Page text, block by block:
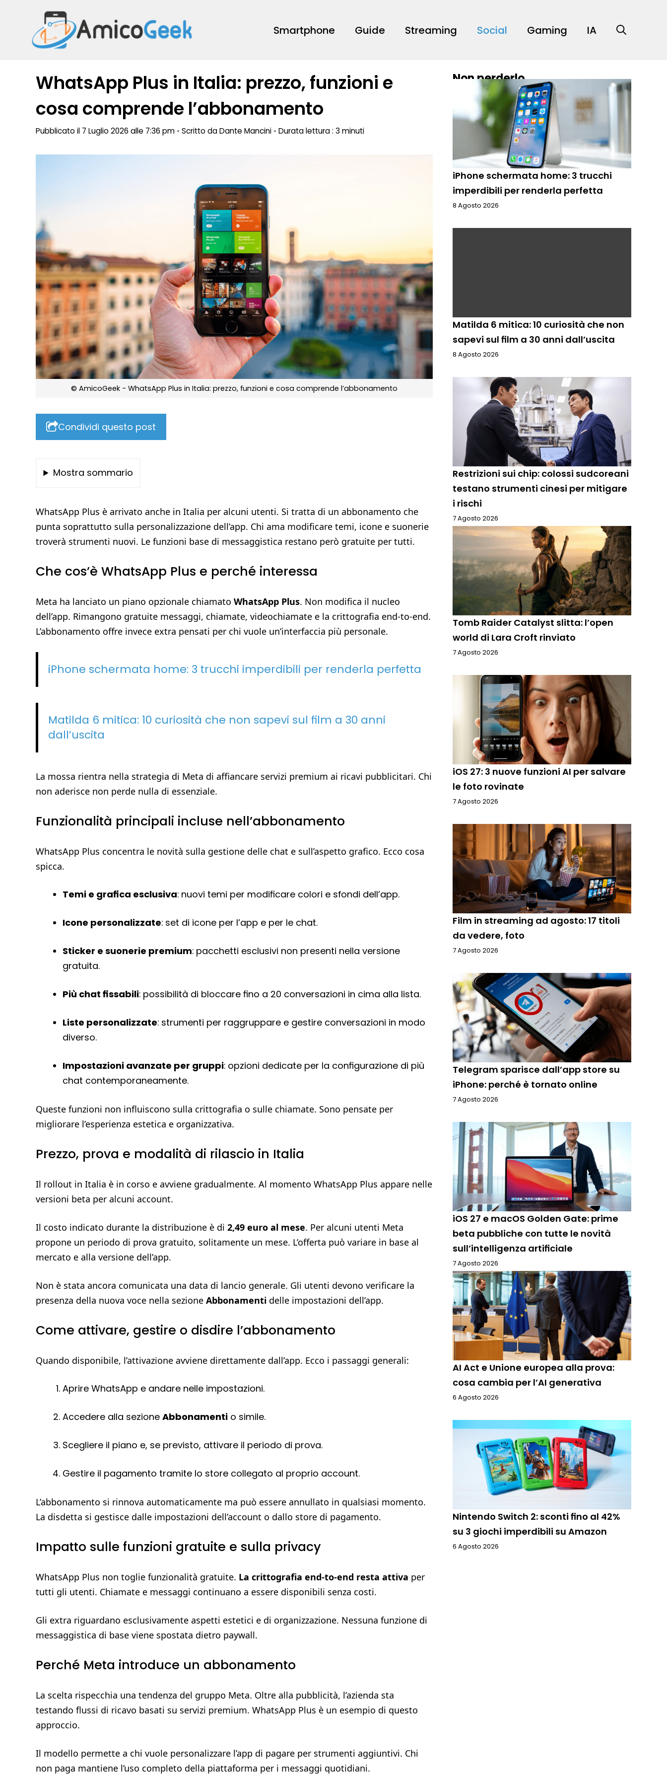
contenuto
Smartphone Guide Streaming Social Gaming IA
WhatsApp Plus in Italia: prezzo, funzioni e
cosa comprende l’abbonamento
Pubblicato il 7 Luglio 2026 alle 7:36 pm • Scritto daDante Mancini • Durata lettura : 3 minuti
© AmicoGeek - WhatsApp Plus in Italia: prezzo, funzioni e cosa comprende l’abbonamento
Condividi questo post
Mostra sommario
WhatsApp Plus è arrivato anche in Italia per alcuni utenti. Si tratta di un abbonamento che
punta soprattutto sulla personalizzazione dell’app. Chi ama modificare temi, icone e suonerie
troverà strumenti nuovi. Le funzioni base di messaggistica restano però gratuite per tutti.
Che cos’è WhatsApp Plus e perché interessa
Meta ha lanciato un piano opzionale chiamato WhatsApp Plus. Non modifica il nucleo
dell’app. Rimangono gratuite messaggi, chiamate, videochiamate e la crittografia end-to-end.
L’abbonamento offre invece extra pensati per chi vuole un’interfaccia più personale.
iPhone schermata home: 3 trucchi imperdibili per renderla perfetta
Matilda 6 mitica: 10 curiosità che non sapevi sul film a 30 anni
dall’uscita
La mossa rientra nella strategia di Meta di affiancare servizi premium ai ricavi pubblicitari. Chi
non aderisce non perde nulla di essenziale.
Funzionalità principali incluse nell’abbonamento
WhatsApp Plus concentra le novità sulla gestione delle chat e sull’aspetto grafico. Ecco cosa
spicca.
Temi e grafica esclusiva: nuovi temi per modificare colori e sfondi dell’app.
Icone personalizzate: set di icone per l’app e per le chat.
Sticker e suonerie premium: pacchetti esclusivi non presenti nella versione
gratuita.
Più chat fissabili: possibilità di bloccare fino a 20 conversazioni in cima alla lista.
Liste personalizzate: strumenti per raggruppare e gestire conversazioni in modo
diverso.
Impostazioni avanzate per gruppi: opzioni dedicate per la configurazione di più
chat contemporaneamente.
Queste funzioni non influiscono sulla crittografia o sulle chiamate. Sono pensate per
migliorare l’esperienza estetica e organizzativa.
Prezzo, prova e modalità di rilascio in Italia
Il rollout in Italia è in corso e avviene gradualmente. Al momento WhatsApp Plus appare nelle
versioni beta per alcuni account.
Il costo indicato durante la distribuzione è di 2,49 euro al mese. Per alcuni utenti Meta
propone un periodo di prova gratuito, solitamente un mese. L’offerta può variare in base al
mercato e alla versione dell’app.
Non è stata ancora comunicata una data di lancio generale. Gli utenti devono verificare la
presenza della nuova voce nella sezione Abbonamenti delle impostazioni dell’app.
Come attivare, gestire o disdire l’abbonamento
Quando disponibile, l’attivazione avviene direttamente dall’app. Ecco i passaggi generali:
Aprire WhatsApp e andare nelle impostazioni.
Accedere alla sezione Abbonamenti o simile.
Scegliere il piano e, se previsto, attivare il periodo di prova.
Gestire il pagamento tramite lo store collegato al proprio account.
L’abbonamento si rinnova automaticamente ma può essere annullato in qualsiasi momento.
La disdetta si gestisce dalle impostazioni dell’account o dallo store di pagamento.
Impatto sulle funzioni gratuite e sulla privacy
WhatsApp Plus non toglie funzionalità gratuite. La crittografia end-to-end resta attiva per
tutti gli utenti. Chiamate e messaggi continuano a essere disponibili senza costi.
Gli extra riguardano esclusivamente aspetti estetici e di organizzazione. Nessuna funzione di
messaggistica di base viene spostata dietro paywall.
Perché Meta introduce un abbonamento
La scelta rispecchia una tendenza del gruppo Meta. Oltre alla pubblicità, l’azienda sta
testando flussi di ricavo basati su servizi premium. WhatsApp Plus è un esempio di questo
approccio.
Il modello permette a chi vuole personalizzare l’app di pagare per strumenti aggiuntivi. Chi
non paga mantiene l’uso completo della piattaforma per i messaggi quotidiani.
Non perderlo
iPhone schermata home: 3 trucchi
imperdibili per renderla perfetta
8 Agosto 2026
Matilda 6 mitica: 10 curiosità che non
sapevi sul film a 30 anni dall’uscita
8 Agosto 2026
Restrizioni sui chip: colossi sudcoreani
testano strumenti cinesi per mitigare
i rischi
7 Agosto 2026
Tomb Raider Catalyst slitta: l’open
world di Lara Croft rinviato
7 Agosto 2026
iOS 27: 3 nuove funzioni AI per salvare
le foto rovinate
7 Agosto 2026
Film in streaming ad agosto: 17 titoli
da vedere, foto
7 Agosto 2026
Telegram sparisce dall’app store su
iPhone: perché è tornato online
7 Agosto 2026
iOS 27 e macOS Golden Gate: prime
beta pubbliche con tutte le novità
sull’intelligenza artificiale
7 Agosto 2026
AI Act e Unione europea alla prova:
cosa cambia per l’AI generativa
6 Agosto 2026
Nintendo Switch 2: sconti fino al 42%
su 3 giochi imperdibili su Amazon
6 Agosto 2026